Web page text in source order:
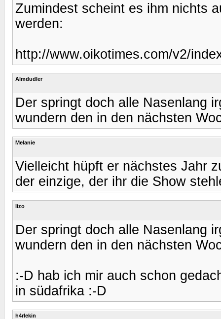
Zumindest scheint es ihm nichts
werden:
http://www.oikotimes.com/v2/
Almdudler
Der springt doch alle Nasenlang
wundern den in den nächsten
Melanie
Vielleicht hüpft er nächstes Jahr
der einzige, der ihr die Show
lizo
Der springt doch alle Nasenlang
wundern den in den nächsten
:-D hab ich mir auch schon
in südafrika :-D
h4rlekin